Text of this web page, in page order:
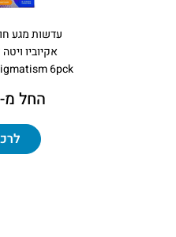
עדשות מגע
אקיוביו ויטה
6pck
החל מ- 229 ₪